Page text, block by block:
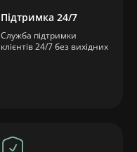
Підтримка 24/7
Служба підтримки
клієнтів 24/7 без вихідних